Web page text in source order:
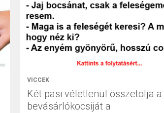
VICCEK
Két pasi véletlenül összetolja a
bevásárlókocsiját a